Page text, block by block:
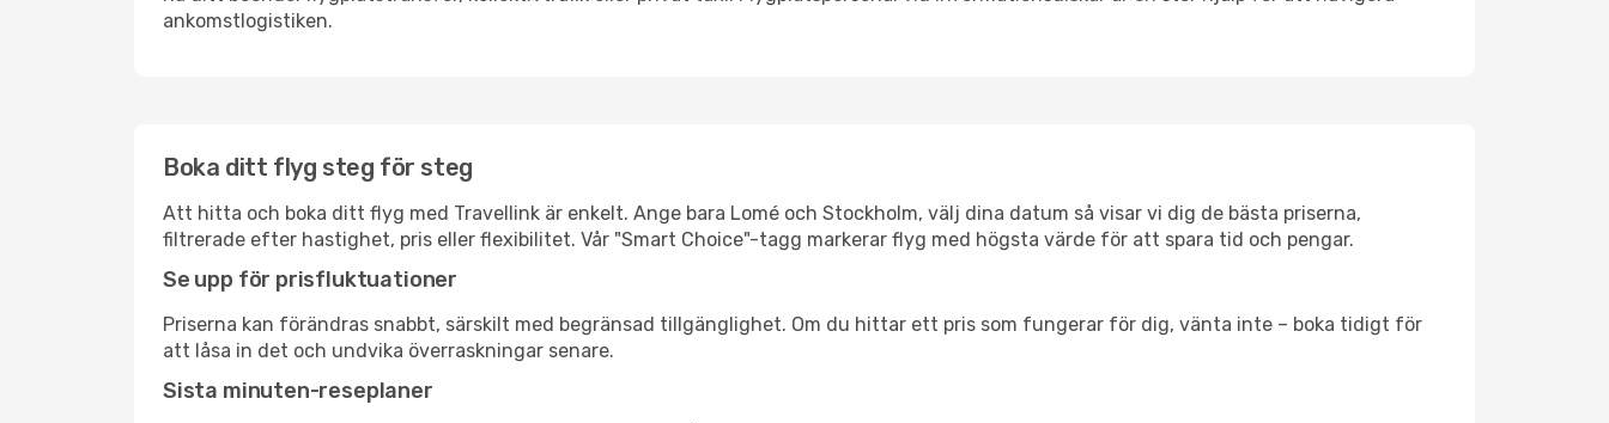
ankomstlogistiken.
Boka ditt flyg steg för steg
Att hitta och boka ditt flyg med Travellink är enkelt. Ange bara Lomé och Stockholm, välj dina datum så visar vi dig de bästa priserna,
filtrerade efter hastighet, pris eller flexibilitet. Vår "Smart Choice"-tagg markerar flyg med högsta värde för att spara tid och pengar.
Se upp för prisfluktuationer
Priserna kan förändras snabbt, särskilt med begränsad tillgänglighet. Om du hittar ett pris som fungerar för dig, vänta inte – boka tidigt för
att låsa in det och undvika överraskningar senare.
Sista minuten-reseplaner